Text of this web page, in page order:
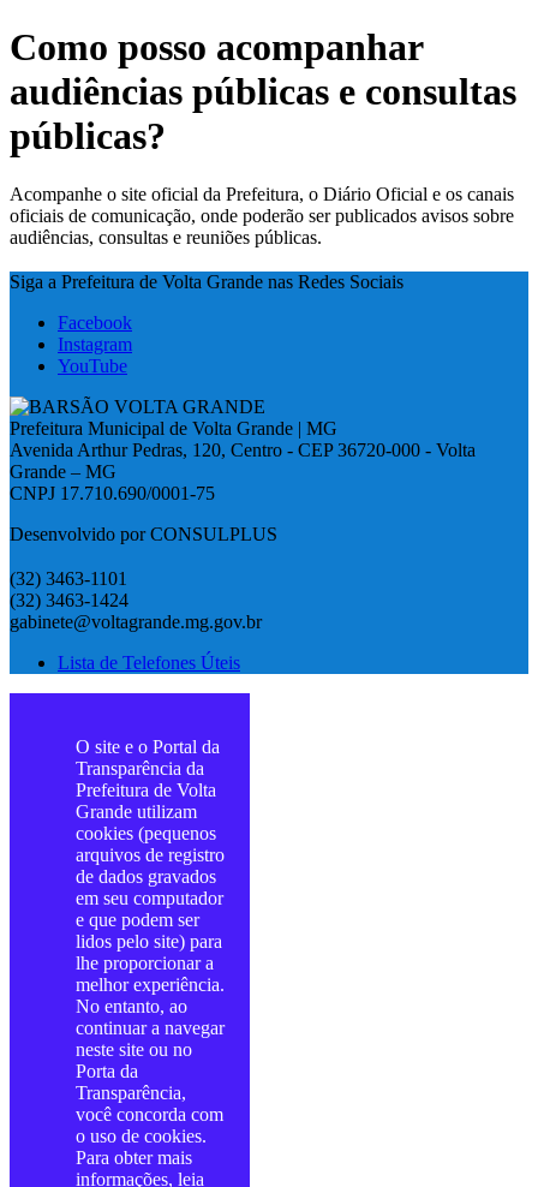
Como posso acompanhar
audiências públicas e consultas
públicas?
Acompanhe o site oficial da Prefeitura, o Diário Oficial e os canais
oficiais de comunicação, onde poderão ser publicados avisos sobre
audiências, consultas e reuniões públicas.
Siga a Prefeitura de Volta Grande nas Redes Sociais
Facebook
Instagram
YouTube
Prefeitura Municipal de Volta Grande | MG
Avenida Arthur Pedras, 120, Centro - CEP 36720-000 - Volta
Grande – MG
CNPJ 17.710.690/0001-75
Desenvolvido por CONSULPLUS
(32) 3463-1101
(32) 3463-1424
gabinete@voltagrande.mg.gov.br
Lista de Telefones Úteis
O site e o Portal da
Transparência da
Prefeitura de Volta
Grande utilizam
cookies (pequenos
arquivos de registro
de dados gravados
em seu computador
e que podem ser
lidos pelo site) para
lhe proporcionar a
melhor experiência.
No entanto, ao
continuar a navegar
neste site ou no
Porta da
Transparência,
você concorda com
o uso de cookies.
Para obter mais
informações, leia